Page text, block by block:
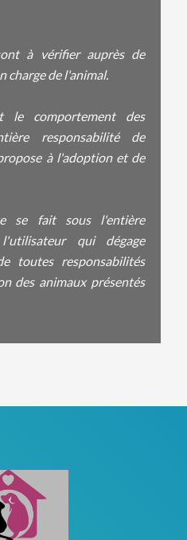
à vérifier auprès de
charge de l'animal.
le comportement des
responsabilité de
à l'adoption et de
se fait sous l'entière
qui dégage
toutes responsabilités
des animaux présentés